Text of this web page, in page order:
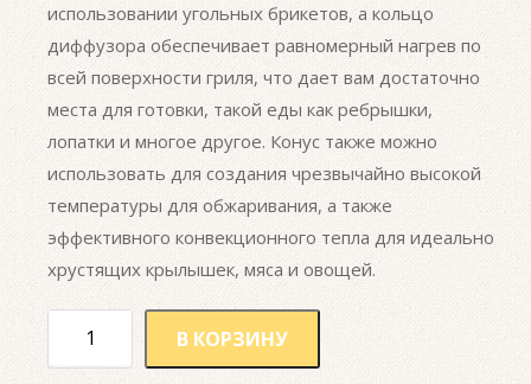
использовании угольных брикетов, а кольцо
диффузора обеспечивает равномерный нагрев по
всей поверхности гриля, что дает вам достаточно
места для готовки, такой еды как ребрышки,
лопатки и многое другое. Конус также можно
использовать для создания чрезвычайно высокой
температуры для обжаривания, а также
эффективного конвекционного тепла для идеально
хрустящих крылышек, мяса и овощей.
В КОРЗИНУ